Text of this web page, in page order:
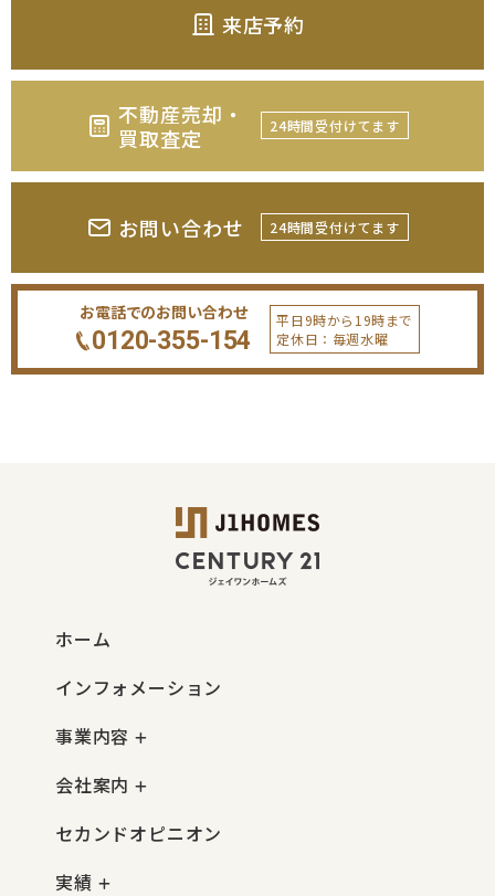
来店予約
不動産売却・
買取査定
24時間受付けてます
お問い合わせ 24時間受付けてます
お電話でのお問い合わせ
0120-355-154
平日9時から19時まで
定休日：毎週水曜
ホーム
インフォメーション
事業内容
会社案内
セカンドオピニオン
実績